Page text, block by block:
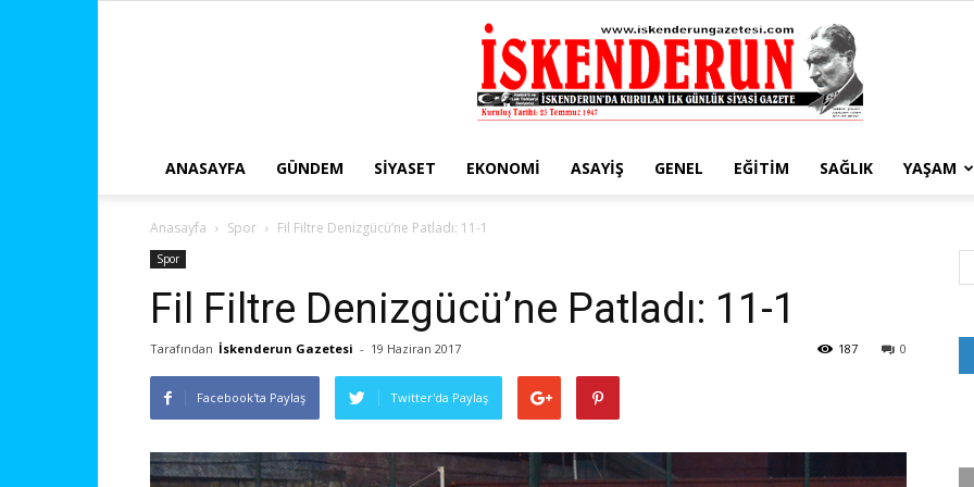
ANASAYFA GÜNDEM SIYASET EKONOMI ASAYIŞ GENEL EĞITIM SAĞLIK YAŞAM
Anasayfa Spor Fil Filtre Denizgücü’ne Patladı: 11-1
Spor
Fil Filtre Denizgücü’ne Patladı: 11-1
Tarafından İskenderun Gazetesi - 19 Haziran 2017 0
187
Facebook'ta Paylaş Twitter'da Paylaş